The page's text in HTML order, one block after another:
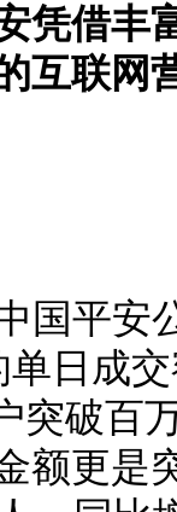
凭借丰
互联网
国平安
日成
突破百
额更是